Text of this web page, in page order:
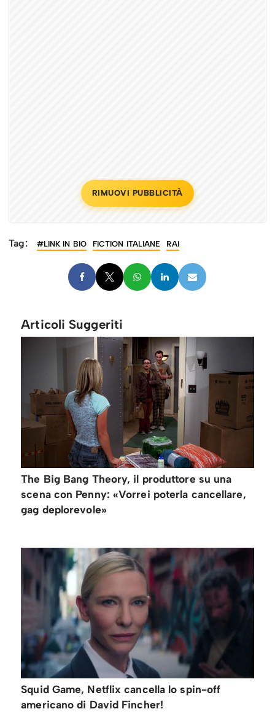
RIMUOVI PUBBLICITÀ
Tag: #LINK IN BIO FICTION ITALIANE RAI
Articoli Suggeriti
The Big Bang Theory, il produttore su una
scena con Penny: «Vorrei poterla cancellare,
gag deplorevole»
Squid Game, Netflix cancella lo spin-off
americano di David Fincher!